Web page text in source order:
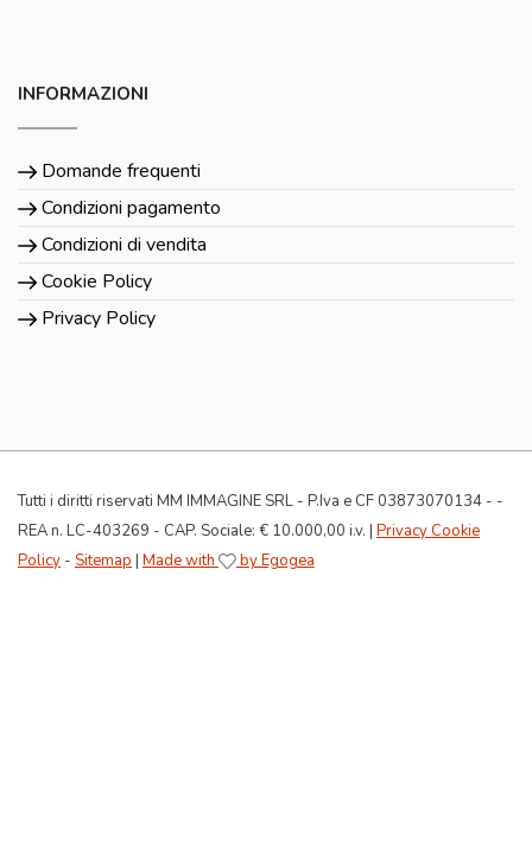
INFORMAZIONI
Domande frequenti
Condizioni pagamento
Condizioni di vendita
Cookie Policy
Privacy Policy
Tutti i diritti riservati MM IMMAGINE SRL - P.Iva e CF 03873070134 - -
REA n. LC-403269 - CAP. Sociale: € 10.000,00 i.v. | Privacy Cookie
Policy - Sitemap | Made with by Egogea